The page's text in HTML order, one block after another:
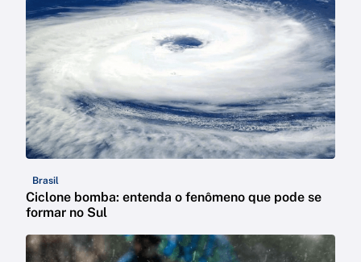
Brasil
Ciclone bomba: entenda o fenômeno que pode se
formar no Sul